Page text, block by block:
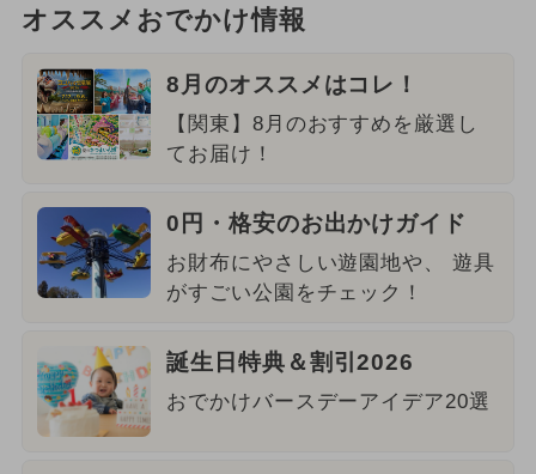
オススメおでかけ情報
8月のオススメはコレ！
【関東】8月のおすすめを厳選し
てお届け！
0円・格安のお出かけガイド
お財布にやさしい遊園地や、 遊具
がすごい公園をチェック！
誕生日特典＆割引2026
おでかけバースデーアイデア20選